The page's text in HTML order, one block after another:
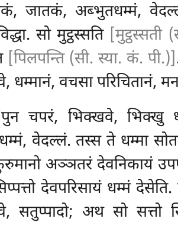
जातकं, अब्भुतधम्मं,
सो मुट्ठस्सति [मुट्ठस्सती
[पिलपन्ति (सी. स्या. कं. पी.)]
धम्मानं, वचसा परिचितानं,
चपरं, भिक्खवे, भिक्खु
वेदल्लं. तस्स ते धम्मा
अञ्ञतरं देवनिकायं
देवपरिसायं धम्मं
सतुप्पादो; अथ सो सत्तो